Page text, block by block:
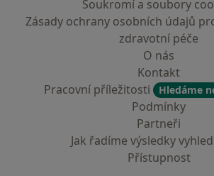
Soukromí a soubory
Zásady ochrany osobních údajů
zdravotní péče
O nás
Kontakt
Pracovní příležitosti
Hledáme
Podmínky
Partneři
Jak řadíme výsledky
Přístupnost